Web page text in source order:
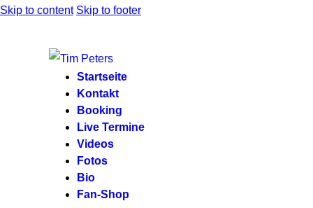
Skip to content Skip to footer
Startseite
Kontakt
Booking
Live Termine
Videos
Fotos
Bio
Fan-Shop